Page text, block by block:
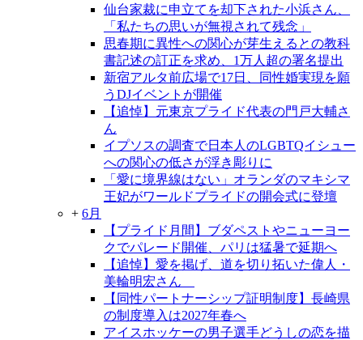
仙台家裁に申立てを却下された小浜さん、
「私たちの思いが無視されて残念」
思春期に異性への関心が芽生えるとの教科
書記述の訂正を求め、1万人超の署名提出
新宿アルタ前広場で17日、同性婚実現を願
うDJイベントが開催
【追悼】元東京プライド代表の門戸大輔さ
ん
イプソスの調査で日本人のLGBTQイシュー
への関心の低さが浮き彫りに
「愛に境界線はない」オランダのマキシマ
王妃がワールドプライドの開会式に登壇
+ 6月
【プライド月間】ブダペストやニューヨー
クでパレード開催、パリは猛暑で延期へ
【追悼】愛を掲げ、道を切り拓いた偉人・
美輪明宏さん
【同性パートナーシップ証明制度】長崎県
の制度導入は2027年春へ
アイスホッケーの男子選手どうしの恋を描